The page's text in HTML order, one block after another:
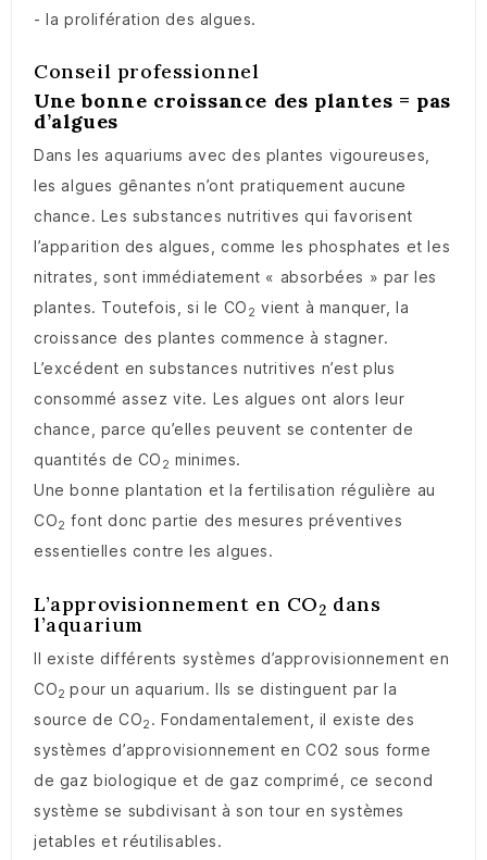
- la prolifération des algues.
Conseil professionnel
Une bonne croissance des plantes = pas
d’algues
Dans les aquariums avec des plantes vigoureuses,
les algues gênantes n’ont pratiquement aucune
chance. Les substances nutritives qui favorisent
l’apparition des algues, comme les phosphates et les
nitrates, sont immédiatement « absorbées » par les
plantes. Toutefois, si le CO 2 vient à manquer, la
croissance des plantes commence à stagner.
L’excédent en substances nutritives n’est plus
consommé assez vite. Les algues ont alors leur
chance, parce qu’elles peuvent se contenter de
quantités de CO 2 minimes.
Une bonne plantation et la fertilisation régulière au
CO2 font donc partie des mesures préventives
essentielles contre les algues.
L’approvisionnement en CO2 dans
l’aquarium
Il existe différents systèmes d’approvisionnement en
CO2 pour un aquarium. Ils se distinguent par la
source de CO2 . Fondamentalement, il existe des
systèmes d’approvisionnement en CO2 sous forme
de gaz biologique et de gaz comprimé, ce second
système se subdivisant à son tour en systèmes
jetables et réutilisables.